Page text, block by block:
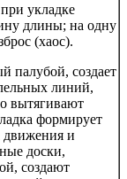
укладке
длины; на одну
(хаос).
палубой, создает
линий,
вытягивают
формирует
движения и
доски,
создают